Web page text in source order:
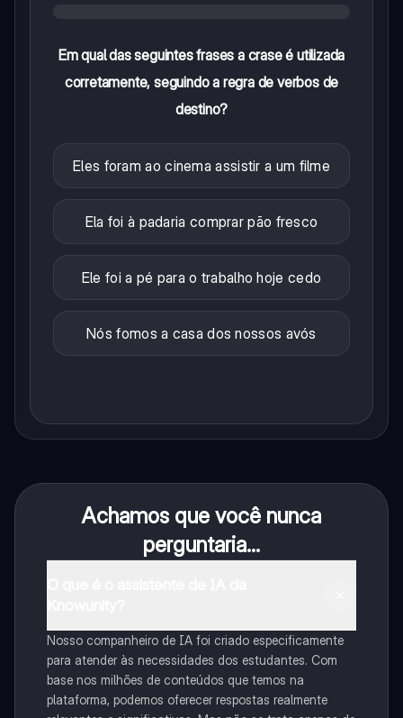
Em qual das seguintes frases a crase é utilizada
corretamente, seguindo a regra de verbos de
destino?
Eles foram ao cinema assistir a um filme
Ela foi à padaria comprar pão fresco
Ele foi a pé para o trabalho hoje cedo
Nós fomos a casa dos nossos avós
Achamos que você nunca
perguntaria...
Nosso companheiro de IA foi criado especificamente
para atender às necessidades dos estudantes. Com
base nos milhões de conteúdos que temos na
plataforma, podemos oferecer respostas realmente